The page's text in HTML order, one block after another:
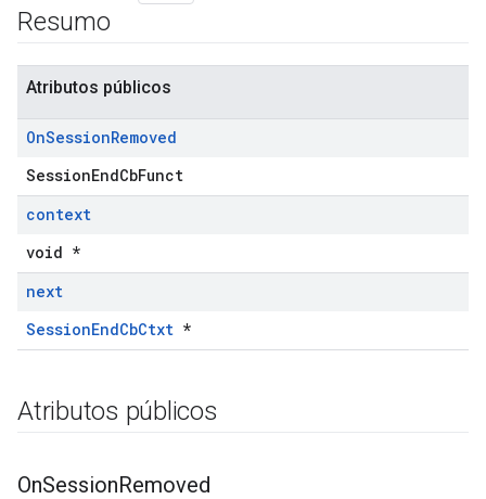
Resumo
Atributos públicos
OnSessionRemoved
SessionEndCbFunct
context
void *
next
SessionEndCbCtxt *
Atributos públicos
OnSessionRemoved